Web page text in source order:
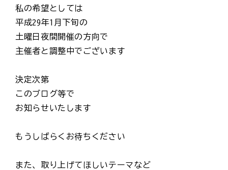
私の希望としては
平成29年1月下旬の
土曜日夜間開催の方向で
主催者と調整中でございます
決定次第
このブログ等で
お知らせいたします
もうしばらくお待ちください
また、取り上げてほしいテーマなど